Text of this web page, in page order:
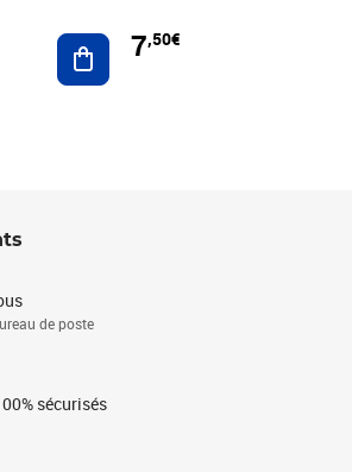
Ajouter au panier
7,50€
de poste
sécurisés